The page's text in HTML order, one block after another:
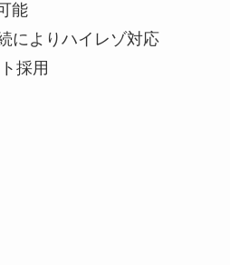
能
によりハイレゾ対応
採用